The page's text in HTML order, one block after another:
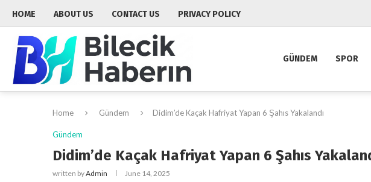
HOME ABOUT US CONTACT US PRIVACY POLICY
GÜNDEM SPOR
Home Gündem Didim’de Kaçak Hafriyat Yapan 6 Şahıs Yakalandı
Gündem
Didim’de Kaçak Hafriyat Yapan 6 Şahıs
written byAdmin June 14, 2025